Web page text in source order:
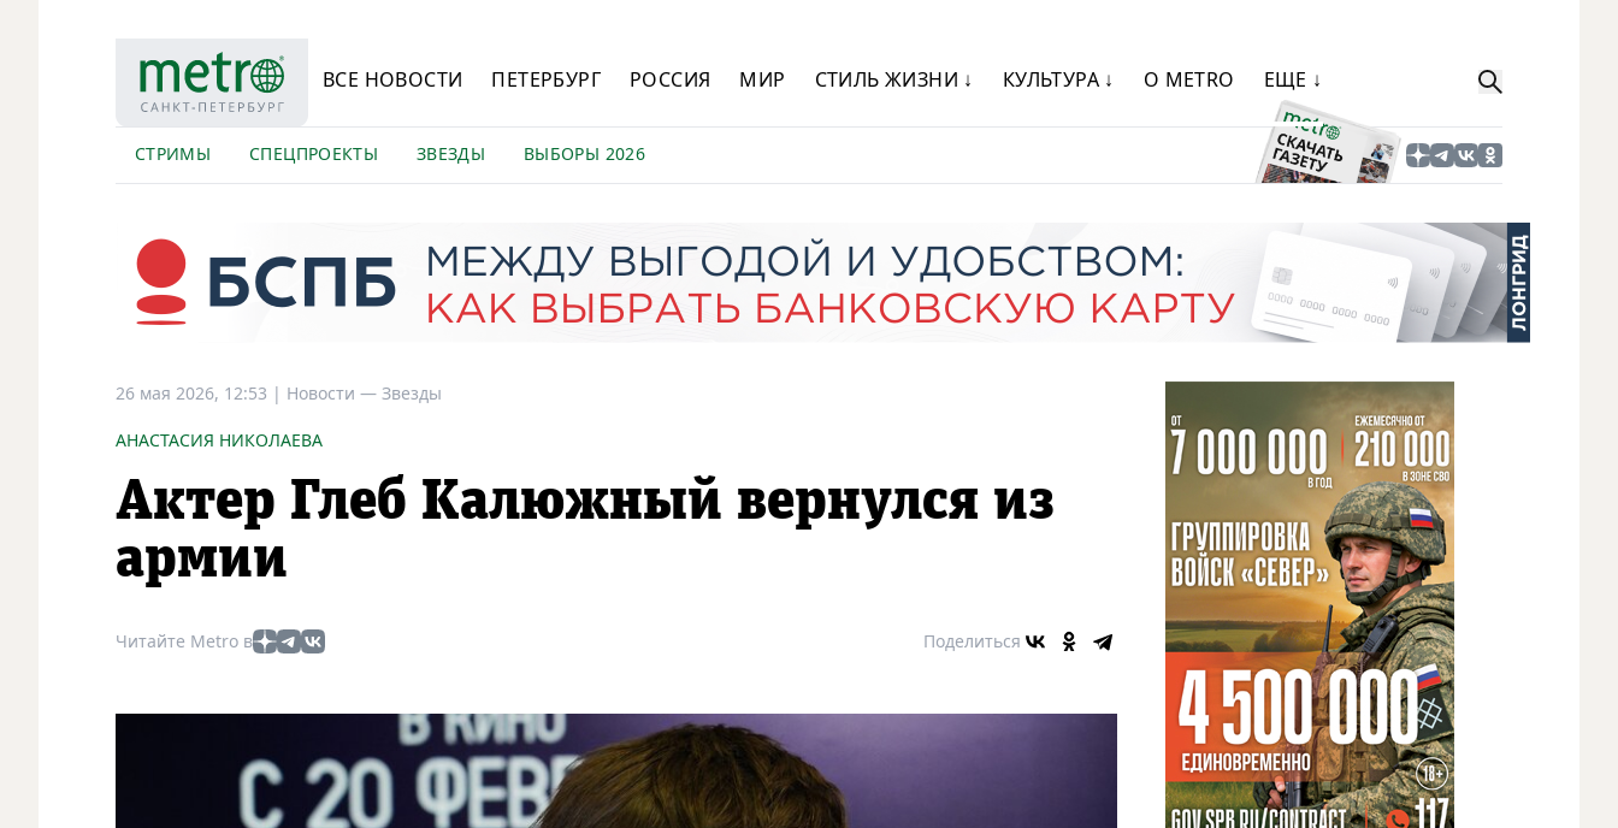
ВСЕ НОВОСТИ ПЕТЕРБУРГ РОССИЯ МИР СТИЛЬ ЖИЗНИ ↓ КУЛЬТУРА ↓ О METRO ЕЩЕ ↓
СТРИМЫ СПЕЦПРОЕКТЫ ЗВЕЗДЫ ВЫБОРЫ 2026
26 мая 2026, 12:53 | Новости — Звезды
АНАСТАСИЯ НИКОЛАЕВА
Актер Глеб Калюжный вернулся из
армии
Читайте Metro в Поделиться